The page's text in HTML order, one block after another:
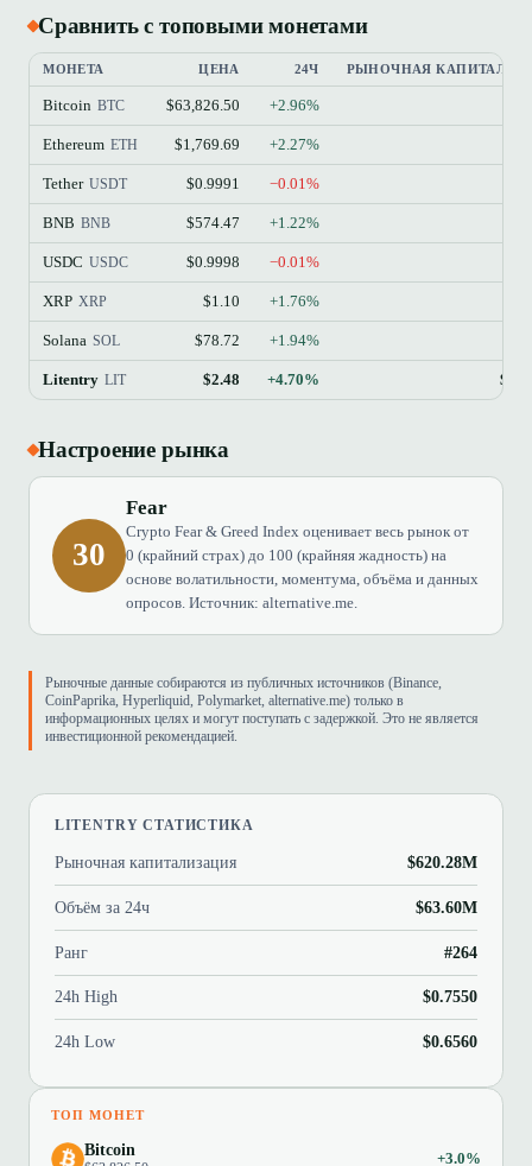
Сравнить с топовыми монетами
МОНЕТА ЦЕНА 24Ч РЫНОЧНАЯ
Bitcoin BTC $63,826.50 +2.96%
Ethereum ETH $1,769.69 +2.27%
Tether USDT $0.9991 −0.01%
BNB BNB $574.47 +1.22%
USDC USDC $0.9998 −0.01%
XRP XRP $1.10 +1.76%
Solana SOL $78.72 +1.94%
Litentry LIT $2.48 +4.70%
Настроение рынка
30
Fear
Crypto Fear & Greed Index оценивает весь рынок от
0 (крайний страх) до 100 (крайняя жадность) на
основе волатильности, моментума, объёма и данных
опросов. Источник: alternative.me.
Рыночные данные собираются из публичных источников (Binance,
CoinPaprika, Hyperliquid, Polymarket, alternative.me) только в
информационных целях и могут поступать с задержкой. Это не является
инвестиционной рекомендацией.
LITENTRY СТАТИСТИКА
Рыночная капитализация $620.28M
Объём за 24ч $63.60M
Ранг #264
24h High $0.7550
24h Low $0.6560
ТОП МОНЕТ
Bitcoin +3.0%